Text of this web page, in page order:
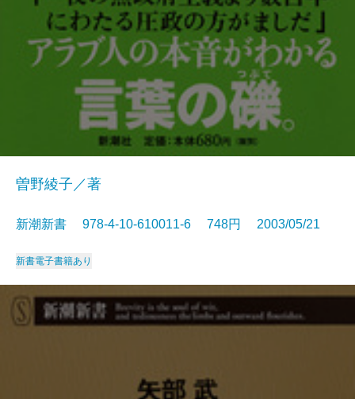
曽野綾子／著
新潮新書 978-4-10-610011-6 748円 2003/05/21
新書電子書籍あり